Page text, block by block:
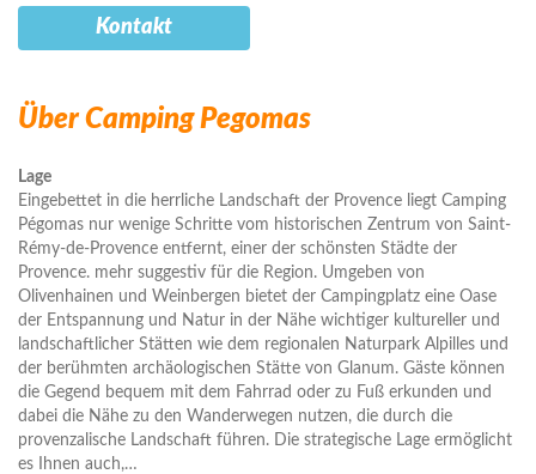
Kontakt
Über Camping Pegomas
Lage
Eingebettet in die herrliche Landschaft der Provence liegt Camping
Pégomas nur wenige Schritte vom historischen Zentrum von Saint-
Rémy-de-Provence entfernt, einer der schönsten Städte der
Provence. mehr suggestiv für die Region. Umgeben von
Olivenhainen und Weinbergen bietet der Campingplatz eine Oase
der Entspannung und Natur in der Nähe wichtiger kultureller und
landschaftlicher Stätten wie dem regionalen Naturpark Alpilles und
der berühmten archäologischen Stätte von Glanum. Gäste können
die Gegend bequem mit dem Fahrrad oder zu Fuß erkunden und
dabei die Nähe zu den Wanderwegen nutzen, die durch die
provenzalische Landschaft führen. Die strategische Lage ermöglicht
es Ihnen auch,…